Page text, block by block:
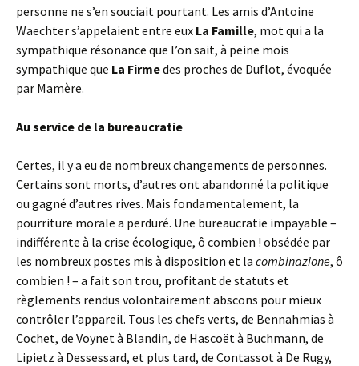
personne ne s’en souciait pourtant. Les amis d’Antoine
Waechter s’appelaient entre eux La Famille, mot qui a la
sympathique résonance que l’on sait, à peine mois
sympathique que La Firmedes proches de Duflot, évoquée
par Mamère.
Au service de la bureaucratie
Certes, il y a eu de nombreux changements de personnes.
Certains sont morts, d’autres ont abandonné la politique
ou gagné d’autres rives. Mais fondamentalement, la
pourriture morale a perduré. Une bureaucratie impayable –
indifférente à la crise écologique, ô combien ! obsédée par
les nombreux postes mis à disposition et la combinazione, ô
combien ! – a fait son trou, profitant de statuts et
règlements rendus volontairement abscons pour mieux
contrôler l’appareil. Tous les chefs verts, de Bennahmias à
Cochet, de Voynet à Blandin, de Hascoët à Buchmann, de
Lipietz à Dessessard, et plus tard, de Contassot à De Rugy,